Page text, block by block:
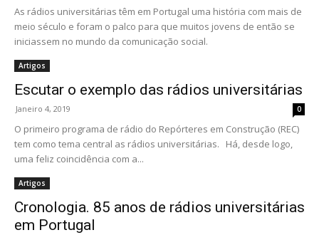
As rádios universitárias têm em Portugal uma história com mais de
meio século e foram o palco para que muitos jovens de então se
iniciassem no mundo da comunicação social.
Artigos
Escutar o exemplo das rádios universitárias
Janeiro 4, 2019 0
O primeiro programa de rádio do Repórteres em Construção (REC)
tem como tema central as rádios universitárias. Há, desde logo,
uma feliz coincidência com a...
Artigos
Cronologia. 85 anos de rádios universitárias
em Portugal